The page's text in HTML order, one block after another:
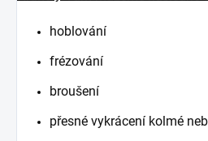
hoblování
frézování
broušení
přesné vykrácení kolmé